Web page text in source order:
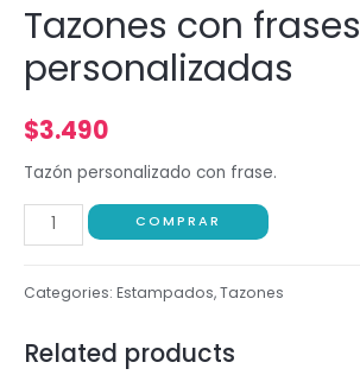
Tazones con frases
personalizadas
$3.490
Tazón personalizado con frase.
COMPRAR
Categories: Estampados,Tazones
Related products